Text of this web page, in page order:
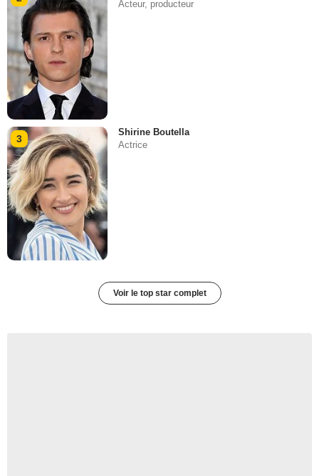
Acteur, producteur
3
Shirine Boutella
Actrice
Voir le top star complet